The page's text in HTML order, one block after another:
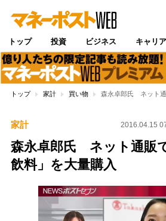
トップ 投資 ビジネス キャリア
トップ 家計 買い物 森永卓郎氏 ネット通
家計 2016.04.15
森永卓郎氏 ネット通販
飲料」を大量購入